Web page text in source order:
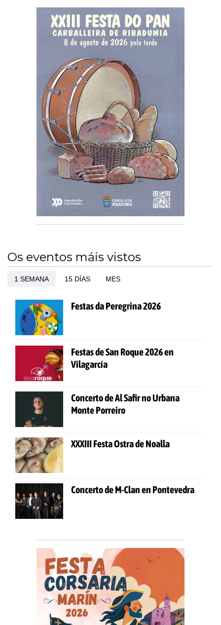
Os eventos máis vistos
1 SEMANA 15 DÍAS MES
Festas da Peregrina 2026
Festas de San Roque 2026 en
Vilagarcía
Concerto de Al Safir no Urbana
Monte Porreiro
XXXIII Festa Ostra de Noalla
Concerto de M-Clan en Pontevedra